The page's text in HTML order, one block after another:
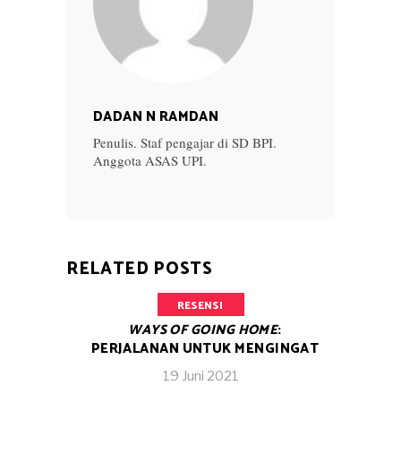
DADAN N RAMDAN
Penulis. Staf pengajar di SD BPI.
Anggota ASAS UPI.
RELATED POSTS
RESENSI
WAYS OF GOING HOME:
PERJALANAN UNTUK MENGINGAT
19 Juni 2021